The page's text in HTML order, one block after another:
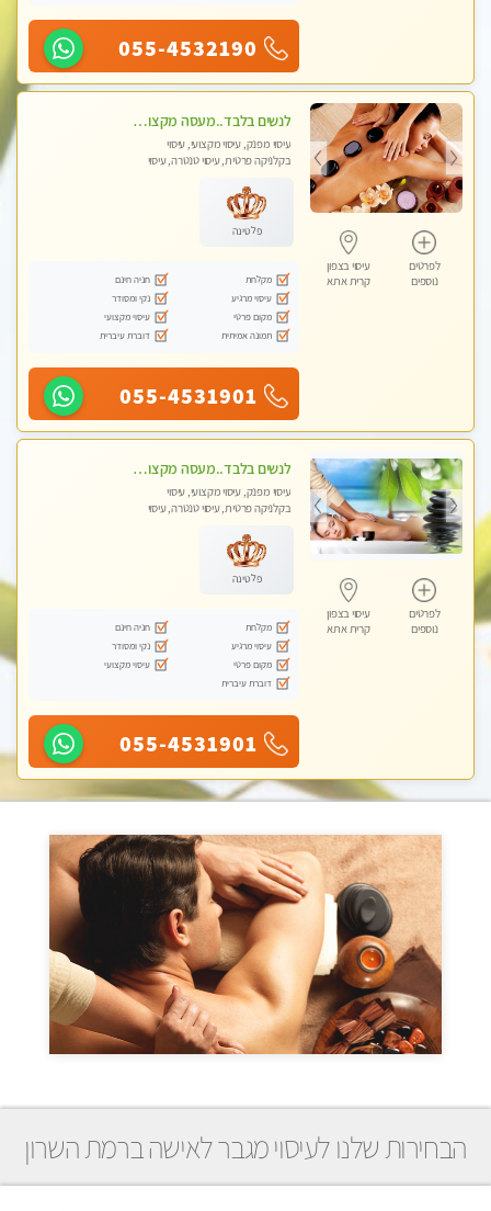
055-4532190
לפרטים
נוספים
עיסוי בצפון
קרית אתא
לנשים בלבד..מעסה מקצועי לנשים בלבד לעיסוי מרגיע ומפנק VIP-מומלץ לחלוטין! פרטי! ​​​​​​
עיסוי מפנק, עיסוי מקצועי, עיסוי
בקלניקה פרטית, עיסוי טנטרה, עיסוי
פלטינה
מקלחת
חניה חינם
עיסוי מרגיע
נקי ומסודר
מקום פרטי
עיסוי מקצועי
תמונה אמיתית
דוברת עיברית
055-4531901
לפרטים
נוספים
עיסוי בצפון
קרית אתא
לנשים בלבד..מעסה מקצועי לנשים בלבד
עיסוי מפנק, עיסוי מקצועי, עיסוי
בקלניקה פרטית, עיסוי טנטרה, עיסוי
פלטינה
מקלחת
חניה חינם
עיסוי מרגיע
נקי ומסודר
מקום פרטי
עיסוי מקצועי
דוברת עיברית
055-4531901
הבחירות שלנו לעיסוי מגבר לאישה ברמת השרון